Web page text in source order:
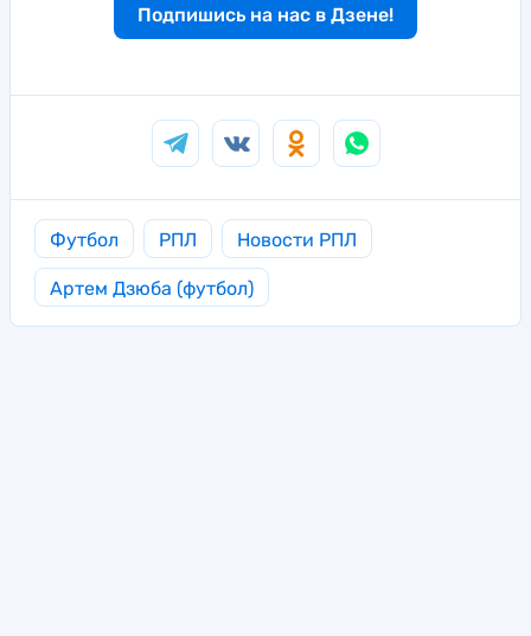
Подпишись на нас в Дзене!
Футбол РПЛ Новости РПЛ
Артем Дзюба (футбол)